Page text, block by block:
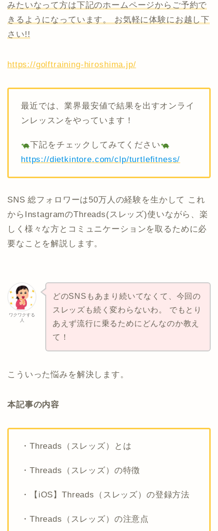
みたいなって方は下記のホームページからご予約で
きるようになっています。 お気軽に体験にお越し下
さい!!
https://golftraining-hiroshima.jp/
最近では、業界最安値で結果を出すオンライ
ンレッスンをやっています！
下記をチェックしてみてください
https://dietkintore.com/clp/turtlefitness/
SNS 総フォロワーは50万人の経験を生かして これ
からInstagramのThreads(スレッズ)使いながら、楽
しく様々な方とコミュニケーションを取るために必
要なことを解説します。
ワクワクする
人
どのSNSもあまり続いてなくて、今回の
スレッズも続く変わらないわ。 でもとり
あえず流行に乗るためにどんなのか教え
て！
こういった悩みを解決します。
本記事の内容
・Threads（スレッズ）とは
・Threads（スレッズ）の特徴
・【iOS】Threads（スレッズ）の登録方法
・Threads（スレッズ）の注意点